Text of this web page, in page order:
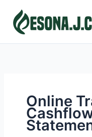
content
Online